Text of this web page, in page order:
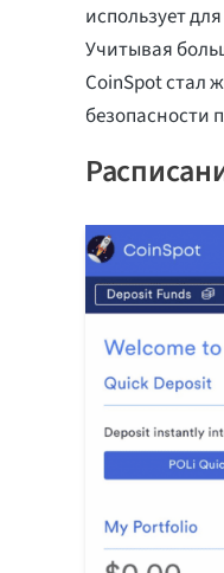
использует
Учитывая
CoinSpot стал
безопасности